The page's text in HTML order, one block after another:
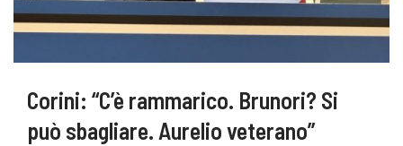
Corini: “C’è rammarico. Brunori? Si
può sbagliare. Aurelio veterano”